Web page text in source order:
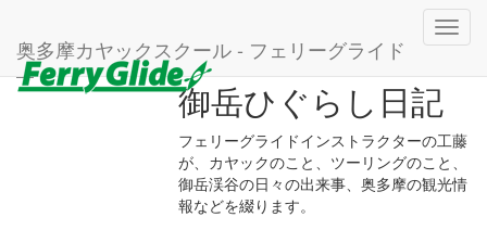
奥多摩カヤックスクール - フェリーグライド
御岳ひぐらし日記
フェリーグライドインストラクターの工藤
が、カヤックのこと、ツーリングのこと、
御岳渓谷の日々の出来事、奥多摩の観光情
報などを綴ります。